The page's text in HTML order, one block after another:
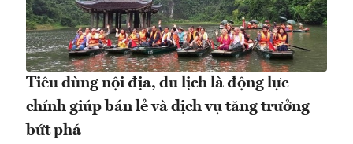
Tiêu dùng nội địa, du lịch là động lực
chính giúp bán lẻ và dịch vụ tăng trưởng
bứt phá